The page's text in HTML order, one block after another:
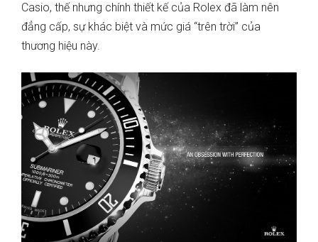
Casio, thế nhưng chính thiết kế của Rolex đã làm nên
đẳng cấp, sự khác biệt và mức giá “trên trời” của
thương hiệu này.